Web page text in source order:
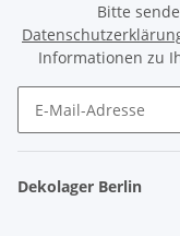
Bitte
Informationen zu
Dekolager Berlin